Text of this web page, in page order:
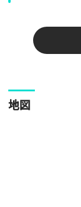
パークやスポット
がみんなの参考と
地図